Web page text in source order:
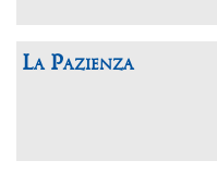
La Pazienza